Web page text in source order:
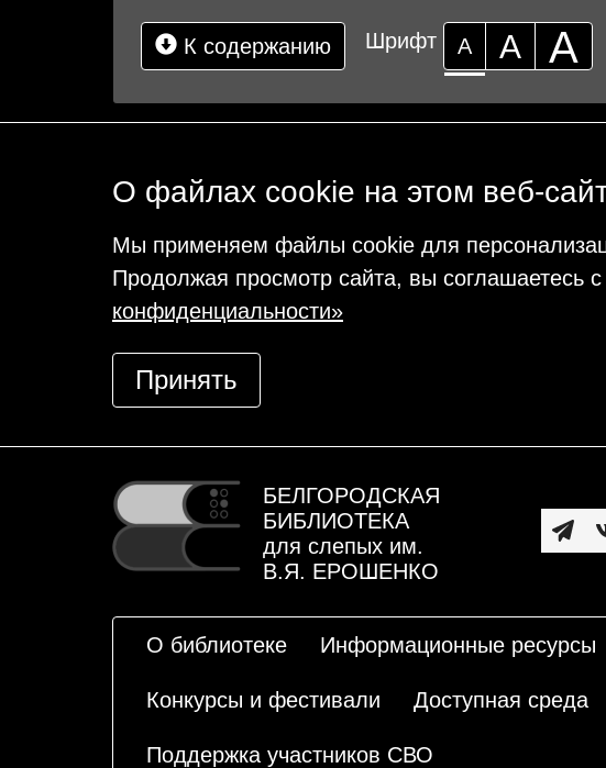
К содержанию Шрифт А А А
О файлах cookie на этом веб-
Мы применяем файлы cookie для
Продолжая просмотр сайта, вы соглашаетесь
конфиденциальности»
Принять
БЕЛГОРОДСКАЯ
БИБЛИОТЕКА
для слепых им.
В.Я. ЕРОШЕНКО
О библиотеке Информационные ресурсы
Конкурсы и фестивали Доступная среда
Поддержка участников СВО